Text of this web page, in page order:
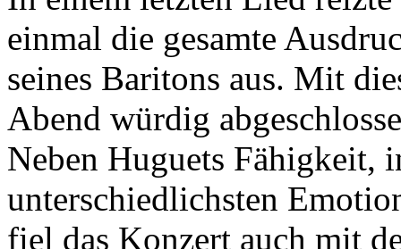
einmal die gesamte
seines Baritons aus. Mit
Abend würdig
Neben Huguets Fähigkeit,
unterschiedlichsten
fiel das Konzert auch mit